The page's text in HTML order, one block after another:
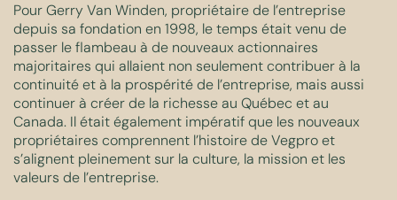
Pour Gerry Van Winden, propriétaire de l’entreprise
depuis sa fondation en 1998, le temps était venu de
passer le flambeau à de nouveaux actionnaires
majoritaires qui allaient non seulement contribuer à la
continuité et à la prospérité de l’entreprise, mais aussi
continuer à créer de la richesse au Québec et au
Canada. Il était également impératif que les nouveaux
propriétaires comprennent l’histoire de Vegpro et
s’alignent pleinement sur la culture, la mission et les
valeurs de l’entreprise.